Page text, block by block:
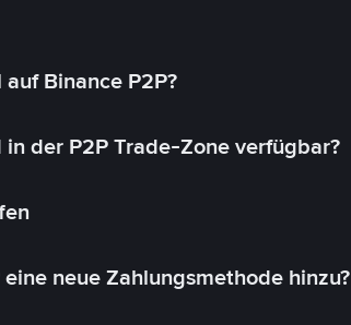
Binance P2P?
der P2P Trade-Zone verfügbar?
neue Zahlungsmethode hinzu?